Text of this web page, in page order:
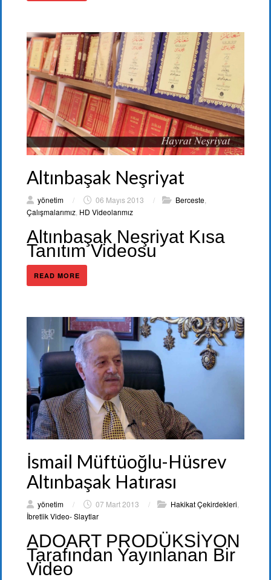
Altınbaşak Neşriyat
yönetim / 06 Mayıs 2013 / Berceste
Çalışmalarımız HD Videolarımız
Altınbaşak Neşriyat Kısa
Tanıtım Videosu
READ MORE
İsmail Müftüoğlu-Hüsrev
Altınbaşak Hatırası
yönetim / 07 Mart 2013 / Hakikat Çekirdekleri
İbretlik Video- Slaytlar
ADOART PRODÜKSİYON
Tarafından Yayınlanan Bir
Video